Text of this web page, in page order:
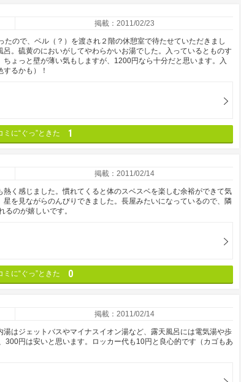
掲載：2011/02/23
ので、ベル（？）を渡され２階の休憩室で待たせていただきまし
。硫黄のにおいがしてやわらかいお湯でした。入っているとものす
ょっと壁が薄い気もしますが、1200円なら十分だと思います。入
るかも）！
ミに“ぐっ”ときた 1
掲載：2011/02/14
く感じました。慣れてくると体のスベスベを楽しむ余裕ができて気
を見ながらのんびりできました。長屋みたいになっているので、隣
のが嬉しいです。
ミに“ぐっ”ときた 0
掲載：2011/02/14
はジェットバスやマイナスイオン湯など、露天風呂には電気湯や歩
円は安いと思います。ロッカー代も10円と良心的です（カゴもあ